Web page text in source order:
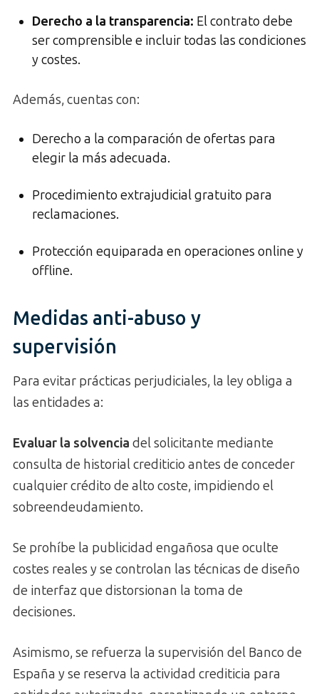
Derecho a la transparencia: El contrato debe
ser comprensible e incluir todas las condiciones
y costes.
Además, cuentas con:
Derecho a la comparación de ofertas para
elegir la más adecuada.
Procedimiento extrajudicial gratuito para
reclamaciones.
Protección equiparada en operaciones online y
offline.
Medidas anti-abuso y
supervisión
Para evitar prácticas perjudiciales, la ley obliga a
las entidades a:
Evaluar la solvencia del solicitante mediante
consulta de historial crediticio antes de conceder
cualquier crédito de alto coste, impidiendo el
sobreendeudamiento.
Se prohíbe la publicidad engañosa que oculte
costes reales y se controlan las técnicas de diseño
de interfaz que distorsionan la toma de
decisiones.
Asimismo, se refuerza la supervisión del Banco de
España y se reserva la actividad crediticia para